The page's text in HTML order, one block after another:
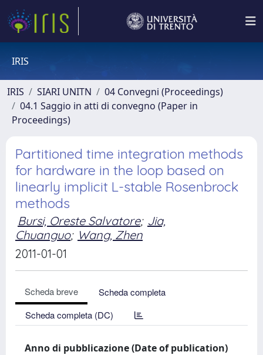
IRIS
IRIS SIARI UNITN
04 Convegni (Proceedings)
04.1 Saggio in atti di convegno (Paper in
Proceedings)
Partitioned time integration methods
for hardware in the loop based on
linearly implicit L-stable Rosenbrock
methods
Bursi, Oreste Salvatore; Jia,
Chuanguo; Wang, Zhen
2011-01-01
Scheda breve
Scheda completa
Scheda completa (DC)
Anno di pubblicazione (Date of publication)